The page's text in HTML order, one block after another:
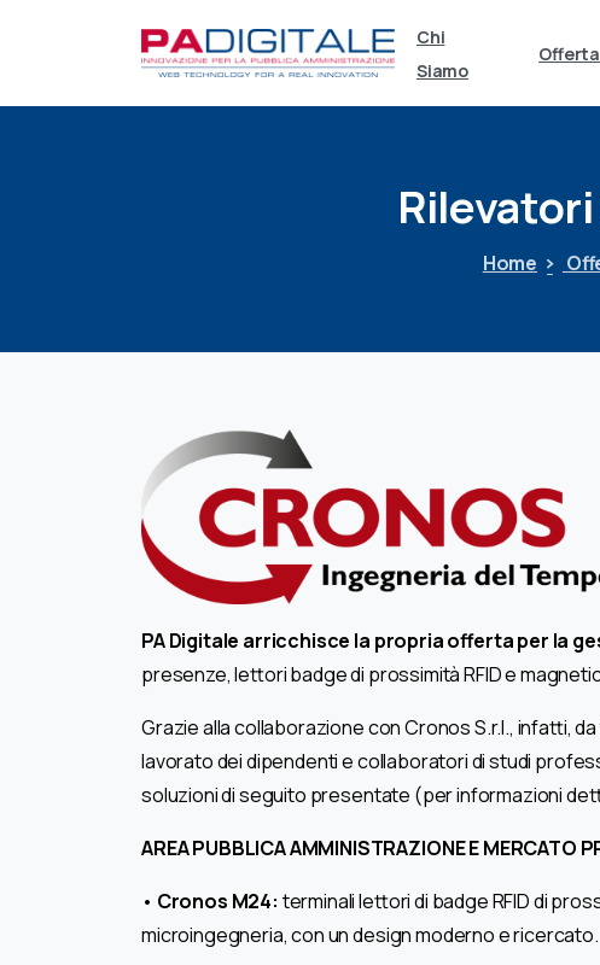
Chi
Siamo
Offerta
Rilevatori
Home
PA Digitale arricchisce la propria offerta per la
presenze, lettori badge di prossimità RFID e
Grazie alla collaborazione con Cronos S.r.l., infatti,
lavorato dei dipendenti e collaboratori di studi
soluzioni di seguito presentate (per informazioni
AREA PUBBLICA AMMINISTRAZIONE E MERCATO
• Cronos M24:terminali lettori di badge RFID di
microingegneria, con un design moderno e ricercato.